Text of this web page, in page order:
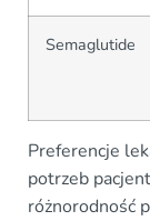
Semaglutide
Preferencje
potrzeb
różnorodność